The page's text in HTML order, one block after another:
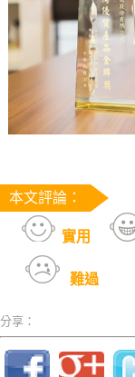
本文評論：
實用
難過
分享：